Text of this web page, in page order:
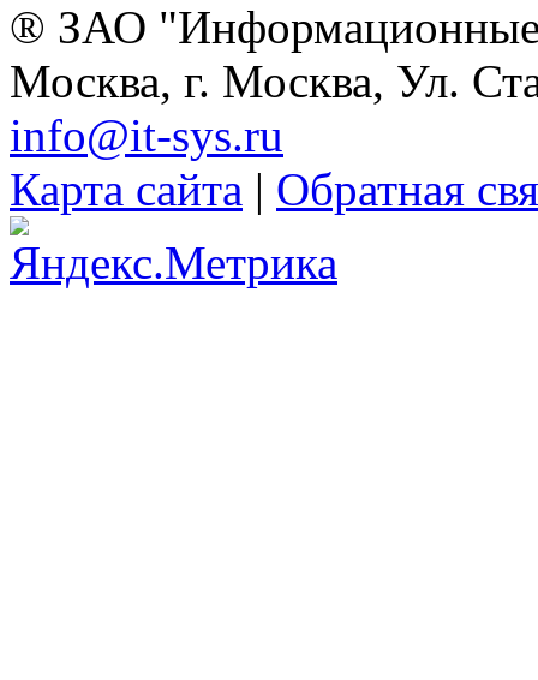
® ЗАО "Информационные
Москва, г. Москва, Ул.
info@it-sys.ru
Карта сайта | Обратная